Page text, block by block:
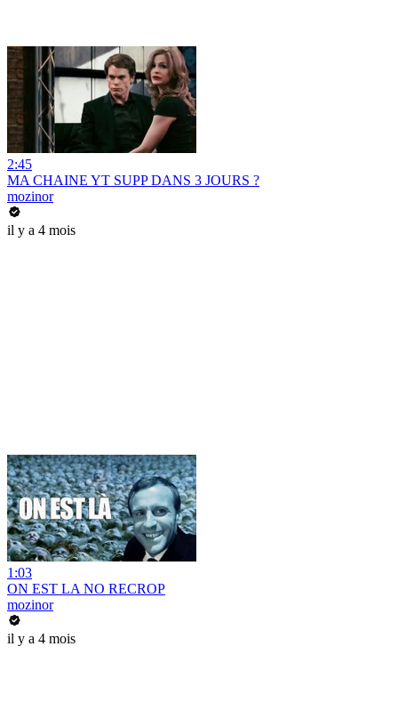
2:45
MA CHAINE YT SUPP DANS 3 JOURS ?
mozinor
il y a 4 mois
1:03
ON EST LA NO RECROP
mozinor
il y a 4 mois